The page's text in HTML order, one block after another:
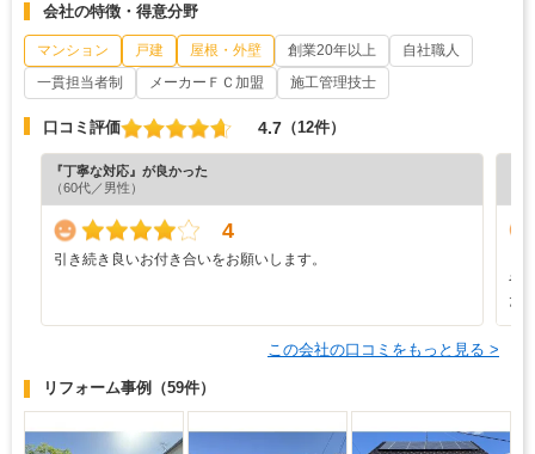
会社の特徴・得意分野
マンション 戸建 屋根・外壁 創業20年以上
自社職人
一貫担当者制
メーカーＦＣ加盟 施工管理技士
口コミ評価 4.7 （12件）
『丁寧な対応』が良かった
（60代／男性）
4
引き続き良いお付き合いをお願いします。
や
た
この会社の口コミをもっと見る >
リフォーム事例 （59件）